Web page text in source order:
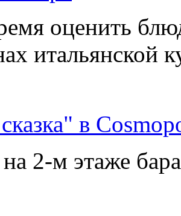
оценить
итальянской
в
2-м этаже